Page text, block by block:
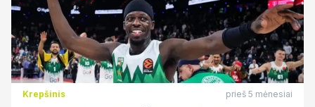
Krepšinis prieš 5 mėnesiai